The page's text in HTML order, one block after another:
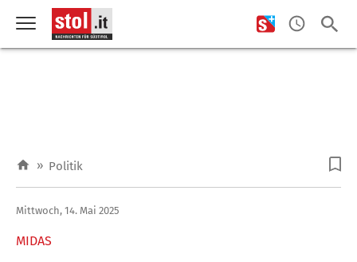
» Politik
MIDAS
Mittwoch, 14. Mai 2025